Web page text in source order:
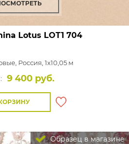
Lotus LOT1 704
Россия, 1x10,05 м
9 400 руб.
Образец в магазине